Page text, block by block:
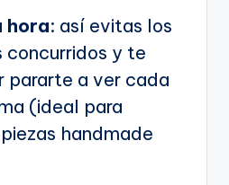
hora: así evitas los
concurridos y te
pararte a ver cada
(ideal para
handmade